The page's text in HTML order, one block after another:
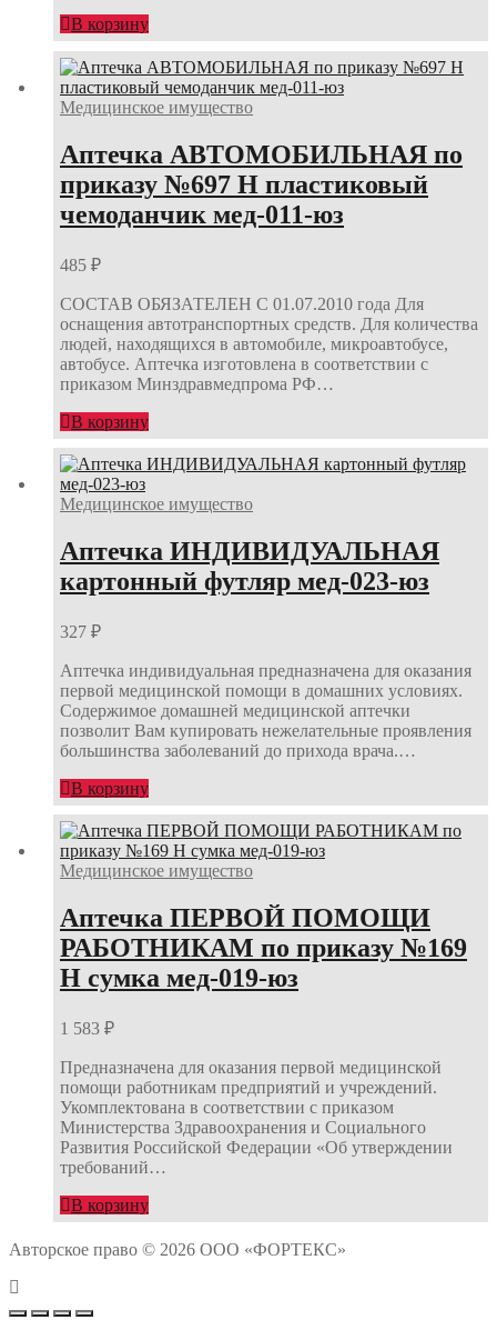
В корзину
Медицинское имущество
Аптечка АВТОМОБИЛЬНАЯ по
приказу №697 Н пластиковый
чемоданчик мед-011-юз
485 ₽
СОСТАВ ОБЯЗАТЕЛЕН С 01.07.2010 года Для
оснащения автотранспортных средств. Для количества
людей, находящихся в автомобиле, микроавтобусе,
автобусе. Аптечка изготовлена в соответствии с
приказом Минздравмедпрома РФ…
В корзину
Медицинское имущество
Аптечка ИНДИВИДУАЛЬНАЯ
картонный футляр мед-023-юз
327 ₽
Аптечка индивидуальная предназначена для оказания
первой медицинской помощи в домашних условиях.
Содержимое домашней медицинской аптечки
позволит Вам купировать нежелательные проявления
большинства заболеваний до прихода врача.…
В корзину
Медицинское имущество
Аптечка ПЕРВОЙ ПОМОЩИ
РАБОТНИКАМ по приказу №169
Н сумка мед-019-юз
1 583 ₽
Предназначена для оказания первой медицинской
помощи работникам предприятий и учреждений.
Укомплектована в соответствии с приказом
Министерства Здравоохранения и Социального
Развития Российской Федерации «Об утверждении
требований…
В корзину
Авторское право © 2026 ООО «ФОРТЕКС»